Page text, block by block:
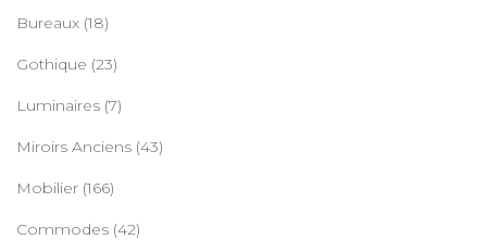
Bureaux (18)
Gothique (23)
Luminaires (7)
Miroirs Anciens (43)
Mobilier (166)
Commodes (42)